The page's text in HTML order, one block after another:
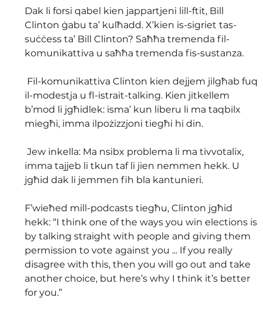
Dak li forsi qabel kien jappartjeni lill-ftit, Bill
Clinton ġabu ta’ kulħadd. X’kien is-sigriet tas-
suċċess ta’ Bill Clinton? Saħħa tremenda fil-
komunikattiva u saħħa tremenda fis-sustanza.
il-modestja u fl-istrait-talking. Kien jitkellem
b’mod li jgħidlek: isma’ kun liberu li ma taqbilx
miegħi, imma ilpożizzjoni tiegħi hi din.
Jew inkella: Ma nsibx problema li ma tivvotalix,
imma tajjeb li tkun taf li jien nemmen hekk. U
jgħid dak li jemmen fih bla kantunieri.
F’wieħed mill-podcasts tiegħu, Clinton jgħid
hekk: “I think one of the ways you win elections is
by talking straight with people and giving them
permission to vote against you ... If you really
disagree with this, then you will go out and take
another choice, but here’s why I think it’s better
for you.”